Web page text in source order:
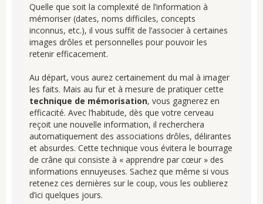
Quelle que soit la complexité de l’information à
mémoriser (dates, noms difficiles, concepts
inconnus, etc.), il vous suffit de l’associer à certaines
images drôles et personnelles pour pouvoir les
retenir efficacement.
Au départ, vous aurez certainement du mal à imager
les faits. Mais au fur et à mesure de pratiquer cette
technique de mémorisation, vous gagnerez en
efficacité. Avec l’habitude, dès que votre cerveau
reçoit une nouvelle information, il recherchera
automatiquement des associations drôles, délirantes
et absurdes. Cette technique vous évitera le bourrage
de crâne qui consiste à « apprendre par cœur » des
informations ennuyeuses. Sachez que même si vous
retenez ces dernières sur le coup, vous les oublierez
d’ici quelques jours.